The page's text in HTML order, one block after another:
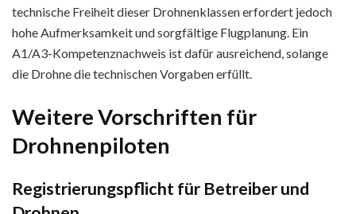
technische Freiheit dieser Drohnenklassen erfordert jedoch
hohe Aufmerksamkeit und sorgfältige Flugplanung. Ein
A1/A3-Kompetenznachweis ist dafür ausreichend, solange
die Drohne die technischen Vorgaben erfüllt.
Weitere Vorschriften für
Drohnenpiloten
Registrierungspflicht für Betreiber und